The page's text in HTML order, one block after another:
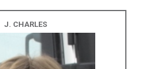
J. CHARLES